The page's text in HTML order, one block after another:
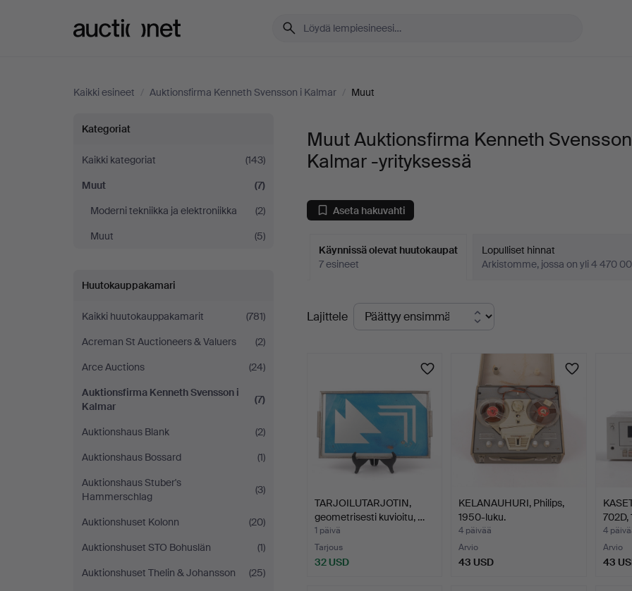
Kaikki esineet / Auktionsfirma Kenneth Svensson i Kalmar / Muut
Muut
Auktionsfirma
Kenneth
Svensson
Kalmar
yrityksessä
Kategoriat
Kaikki kategoriat
(143)
Muut
(7)
Moderni tekniikka ja elektroniikka
(2)
Muut
(5)
Huutokauppakamari
Kaikki huutokauppakamarit
(781)
Acreman St Auctioneers & Valuers
(2)
Arce Auctions
(24)
Auktionsfirma Kenneth Svensson i
Kalmar
(7)
Auktionshaus Blank
(2)
Auktionshaus Bossard
(1)
Auktionshaus Stuber's
Hammerschlag
(3)
Auktionshuset Kolonn
(20)
Auktionshuset STO Bohuslän
(1)
Auktionshuset Thelin & Johansson
(25)
Muut Auktionsfirma Kenneth
Kalmar -yrityksessä
Aseta hakuvahti
Käynnissä olevat huutokaupat
7 esineet
Lopulliset hinnat
Arkistomme, jossa on yli 4 470
Käynnissä
olevat
Lajittele
TARJOILUTARJOTIN,
geometrisesti kuvioitu, …
1 päivä
Tarjous
32 USD
KELANAUHURI, Philips,
1950-luku.
4 päivää
Arvio
43 USD
702D,
4
Arvio
43